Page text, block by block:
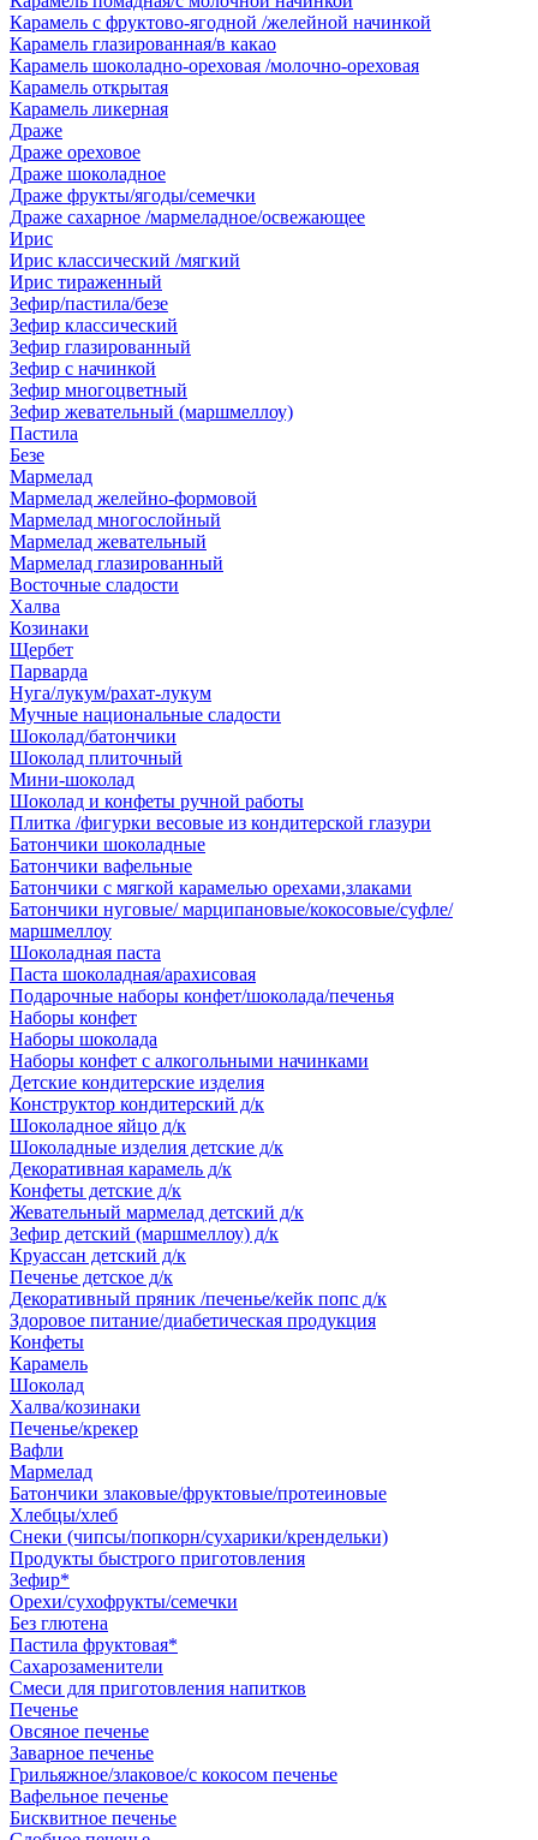
Карамель с фруктово-ягодной /желейной начинкой
Карамель глазированная/в какао
Карамель шоколадно-ореховая /молочно-ореховая
Карамель открытая
Карамель ликерная
Драже
Драже ореховое
Драже шоколадное
Драже фрукты/ягоды/семечки
Драже сахарное /мармеладное/освежающее
Ирис
Ирис классический /мягкий
Ирис тираженный
Зефир/пастила/безе
Зефир классический
Зефир глазированный
Зефир с начинкой
Зефир многоцветный
Зефир жевательный (маршмеллоу)
Пастила
Безе
Мармелад
Мармелад желейно-формовой
Мармелад многослойный
Мармелад жевательный
Мармелад глазированный
Восточные сладости
Халва
Козинаки
Щербет
Парварда
Нуга/лукум/рахат-лукум
Мучные национальные сладости
Шоколад/батончики
Шоколад плиточный
Мини-шоколад
Шоколад и конфеты ручной работы
Плитка /фигурки весовые из кондитерской глазури
Батончики шоколадные
Батончики вафельные
Батончики с мягкой карамелью орехами,злаками
Батончики нуговые/ марципановые/кокосовые/суфле/
маршмеллоу
Шоколадная паста
Паста шоколадная/арахисовая
Подарочные наборы конфет/шоколада/печенья
Наборы конфет
Наборы шоколада
Наборы конфет с алкогольными начинками
Детские кондитерские изделия
Конструктор кондитерский д/к
Шоколадное яйцо д/к
Шоколадные изделия детские д/к
Декоративная карамель д/к
Конфеты детские д/к
Жевательный мармелад детский д/к
Зефир детский (маршмеллоу) д/к
Круассан детский д/к
Печенье детское д/к
Декоративный пряник /печенье/кейк попс д/к
Здоровое питание/диабетическая продукция
Конфеты
Карамель
Шоколад
Халва/козинаки
Печенье/крекер
Вафли
Мармелад
Батончики злаковые/фруктовые/протеиновые
Хлебцы/хлеб
Снеки (чипсы/попкорн/сухарики/крендельки)
Продукты быстрого приготовления
Зефир*
Орехи/сухофрукты/семечки
Без глютена
Пастила фруктовая*
Сахарозаменители
Смеси для приготовления напитков
Печенье
Овсяное печенье
Заварное печенье
Грильяжное/злаковое/с кокосом печенье
Вафельное печенье
Бисквитное печенье